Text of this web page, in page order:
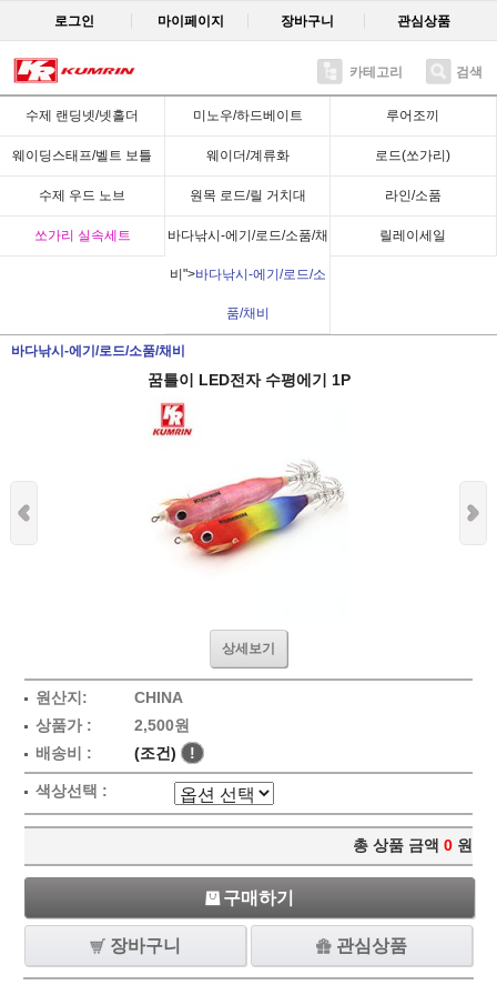
로그인 마이페이지 장바구니 관심상품
카테고리 검색
수제 랜딩넷/넷홀더 미노우/하드베이트 루어조끼
웨이딩스태프/벨트 보틀 웨이더/계류화 로드(쏘가리)
수제 우드 노브 원목 로드/릴 거치대 라인/소품
쏘가리 실속세트 바다낚시-에기/로드/소품/채
비">바다낚시-에기/로드/소
품/채비
릴레이세일
바다낚시-에기/로드/소품/채비
Recent
꿈틀이 LED전자 수평에기 1P
상세보기
원산지:
CHINA
상품가 :
2,500원
배송비 :
(조건) !
색상선택 :
총 상품 금액 0 원
구매하기
장바구니 관심상품